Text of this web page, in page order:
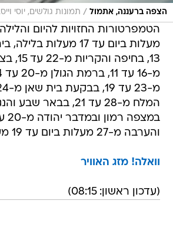
הצפה ברעננה, אתמול / תמונות גולשים, יוסי
13,
והערבה מ-27 מעלות ביום עד 19 מעלות בלילה.
וואלה! מזג האוויר
(עדכון ראשון: 08:15)